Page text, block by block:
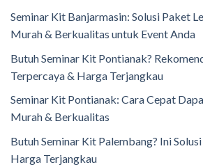
Seminar Kit Banjarmasin: Solusi Paket
Murah & Berkualitas untuk Event Anda
Butuh Seminar Kit Pontianak?
Terpercaya & Harga Terjangkau
Seminar Kit Pontianak: Cara Cepat
Murah & Berkualitas
Butuh Seminar Kit Palembang? Ini
Harga Terjangkau